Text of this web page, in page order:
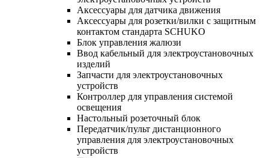
Аксессуары для датчика движения
Аксессуары для розетки/вилки с защитным
контактом стандарта SCHUKO
Блок управления жалюзи
Ввод кабельный для электроустановочных
изделий
Запчасти для электроустановочных
устройств
Контроллер для управления системой
освещения
Настольный розеточный блок
Передатчик/пульт дистанционного
управления для электроустановочных
устройств